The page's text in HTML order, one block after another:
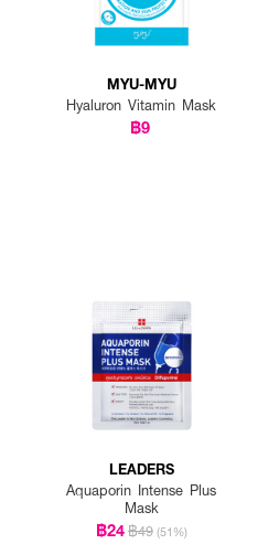
MYU-MYU
Hyaluron Vitamin Mask
฿9
LEADERS
Aquaporin Intense Plus
Mask
฿24฿49 (51%)